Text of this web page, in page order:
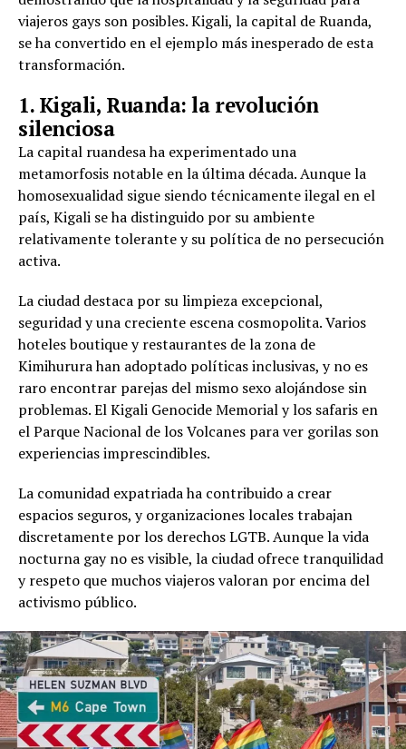
viajeros gays son posibles. Kigali, la capital de Ruanda,
se ha convertido en el ejemplo más inesperado de esta
transformación.
1. Kigali, Ruanda: la revolución
silenciosa
La capital ruandesa ha experimentado una
metamorfosis notable en la última década. Aunque la
homosexualidad sigue siendo técnicamente ilegal en el
país, Kigali se ha distinguido por su ambiente
relativamente tolerante y su política de no persecución
activa.
La ciudad destaca por su limpieza excepcional,
seguridad y una creciente escena cosmopolita. Varios
hoteles boutique y restaurantes de la zona de
Kimihurura han adoptado políticas inclusivas, y no es
raro encontrar parejas del mismo sexo alojándose sin
problemas. El Kigali Genocide Memorial y los safaris en
el Parque Nacional de los Volcanes para ver gorilas son
experiencias imprescindibles.
La comunidad expatriada ha contribuido a crear
espacios seguros, y organizaciones locales trabajan
discretamente por los derechos LGTB. Aunque la vida
nocturna gay no es visible, la ciudad ofrece tranquilidad
y respeto que muchos viajeros valoran por encima del
activismo público.